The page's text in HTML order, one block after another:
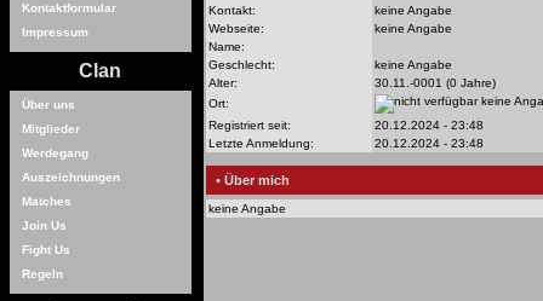
Kontaktformular
Impressum
Clan
Über uns
Mitglieder
Werdegang
Auszeichnungen
Matches
Join Us
Fight Us
Regeln
Kontakt:
keine Angabe
Webseite:
keine Angabe
Name:
Geschlecht:
keine Angabe
Alter:
30.11.-0001 (0 Jahre)
Ort:
keine
Registriert seit:
20.12.2024 - 23:48
Letzte Anmeldung:
20.12.2024 - 23:48
• Über mich
keine Angabe